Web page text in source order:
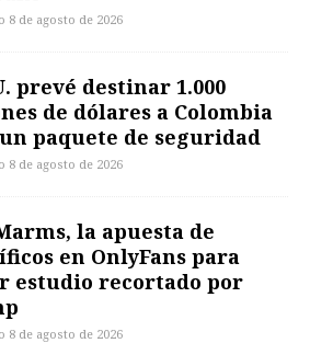
8 de agosto de 2026
prevé destinar 1.000
de dólares a Colombia
paquete de seguridad
8 de agosto de 2026
la apuesta de
en OnlyFans para
estudio recortado por
8 de agosto de 2026